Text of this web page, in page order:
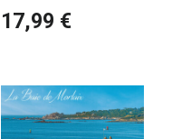
Walkers of The Wind
17,99 €